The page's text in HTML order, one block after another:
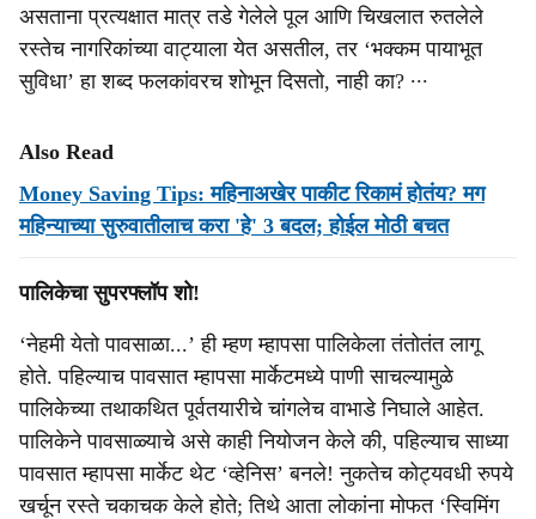
असताना प्रत्यक्षात मात्र तडे गेलेले पूल आणि चिखलात रुतलेले
रस्तेच नागरिकांच्या वाट्याला येत असतील, तर ‘भक्कम पायाभूत
सुविधा’ हा शब्द फलकांवरच शोभून दिसतो, नाही का? ∙∙∙
Also Read
Money Saving Tips: महिनाअखेर पाकीट रिकामं होतंय? मग
महिन्याच्या सुरुवातीलाच करा 'हे' 3 बदल; होईल मोठी बचत
पालिकेचा सुपरफ्लॉप शो!
‘नेहमी येतो पावसाळा...’ ही म्हण म्हापसा पालिकेला तंतोतंत लागू
होते. पहिल्याच पावसात म्हापसा मार्केटमध्ये पाणी साचल्यामुळे
पालिकेच्या तथाकथित पूर्वतयारीचे चांगलेच वाभाडे निघाले आहेत.
पालिकेने पावसाळ्याचे असे काही नियोजन केले की, पहिल्याच साध्या
पावसात म्हापसा मार्केट थेट ‘व्हेनिस’ बनले! नुकतेच कोट्यवधी रुपये
खर्चून रस्ते चकाचक केले होते; तिथे आता लोकांना मोफत ‘स्विमिंग